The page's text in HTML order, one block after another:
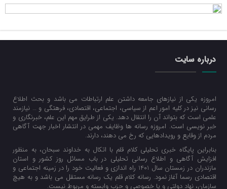
درباره سایت
امروزه یکی از نیازهای جامعه داشتن علم ارتباطات می باشد و بحث اطلاع
رسانی نیز در کلیه امور اعم از سیاسی، اجتماعی، اقتصادی، فرهتگی و … نیازمند
علمی است که بتواند آن را انتقال دهد. یکی از طرایق مهم این علم، خبرنگاری و
خبر نویسی است. امروزه رسانه ها وظایف مهمی در انتشار اخبار جهت آگاهی
مردم از وقایع و رویدادهایی که رخ می دهند، دارند.
بنابراین پایگاه خبری تحلیلی کلام قلم با اتکال به خداوند سبحان، به منظور
افزایش آگاهی و اطلاع رسانی تحلیلی در باب مسائل روز کشور و استان
مازندران در زمستان سال 1401 راه اندازی و فعالیت خود را در زمینه اجتماعی و
اقتصادی رسما آغاز نمود. رسانه کلام قلم یک رسانه مستقل می باشد و به هیچ
سازمان، نهاد دولتی و یا خصوصی و حزب وابسته و مربوط نیست.